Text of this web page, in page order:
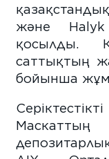
және Halyk
қосылды.
саттықтың
бойынша